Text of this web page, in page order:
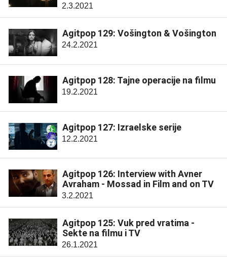
2.3.2021
Agitpop 129: Vošington & Vošington
24.2.2021
Agitpop 128: Tajne operacije na filmu
19.2.2021
Agitpop 127: Izraelske serije
12.2.2021
Agitpop 126: Interview with Avner
Avraham - Mossad in Film and on TV
3.2.2021
Agitpop 125: Vuk pred vratima -
Sekte na filmu i TV
26.1.2021